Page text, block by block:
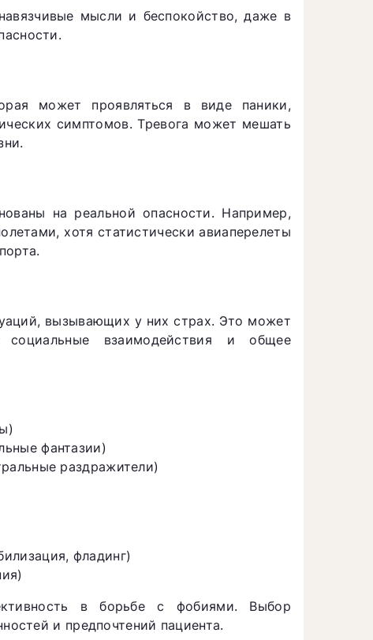
мысли и беспокойство, даже в
может проявляться в виде паники,
симптомов. Тревога может мешать
на реальной опасности. Например,
хотя статистически авиаперелеты
вызывающих у них страх. Это может
социальные взаимодействия и общее
фантазии)
раздражители)
фладинг)
в борьбе с фобиями. Выбор
и предпочтений пациента.